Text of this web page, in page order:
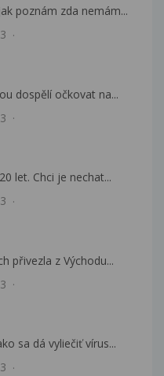
poznám zda nemám...
dospělí očkovat na...
let. Chci je nechat...
přivezla z Východu...
sa dá vyliečiť vírus...